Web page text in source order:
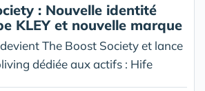
: Nouvelle identité
KLEY et nouvelle marque
The Boost Society et lance
dédiée aux actifs : Hife